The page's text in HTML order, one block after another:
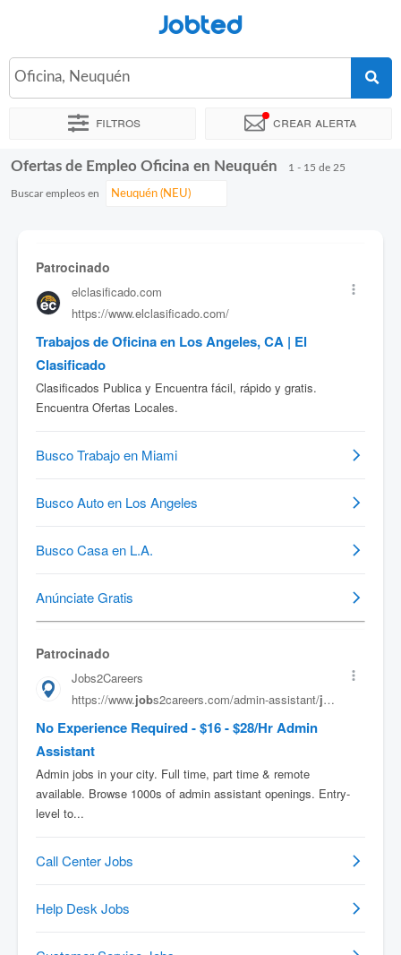
Jobted
Oficina, Neuquén
Filtros Crear alerta
Ordenar por Ubicación exacta Empresa Agencia de empleo
Ofertas de Empleo Oficina en Neuquén 1 - 15 de 25
Buscar empleos en